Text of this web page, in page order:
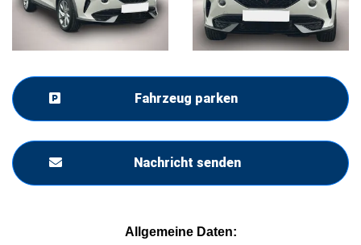
Fahrzeug parken
Nachricht senden
Allgemeine Daten: